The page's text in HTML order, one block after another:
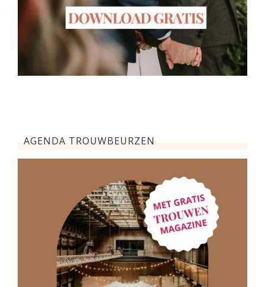
AGENDA TROUWBEURZEN